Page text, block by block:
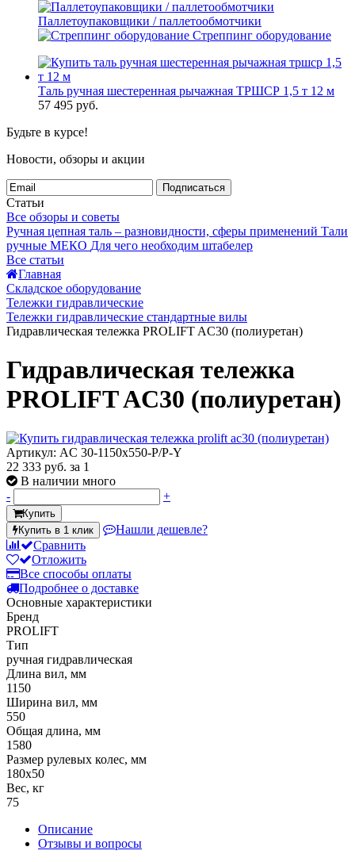
Паллетоупаковщики / паллетообмотчики
Стреппинг оборудование
Таль ручная шестеренная рычажная ТРШСР 1,5 т 12 м
57 495 руб.
Будьте в курсе!
Новости, обзоры и акции
Подписаться
Статьи
Все обзоры и советы
Ручная цепная таль – разновидности, сферы применений Тали
ручные МЕКО Для чего необходим штабелер
Все статьи
Главная
Складское оборудование
Тележки гидравлические
Тележки гидравлические стандартные вилы
Гидравлическая тележка PROLIFT AC30 (полиуретан)
Гидравлическая тележка
PROLIFT AC30 (полиуретан)
Артикул: AC 30-1150x550-P/P-Y
22 333 руб. за 1
В наличии много
-
+
Купить
Купить в 1 клик
Нашли дешевле?
Сравнить
Отложить
Все способы оплаты
Подробнее о доставке
Основные характеристики
Бренд
PROLIFT
Тип
ручная гидравлическая
Длина вил, мм
1150
Ширина вил, мм
550
Общая длина, мм
1580
Размер рулевых колес, мм
180х50
Вес, кг
75
Описание
Отзывы и вопросы